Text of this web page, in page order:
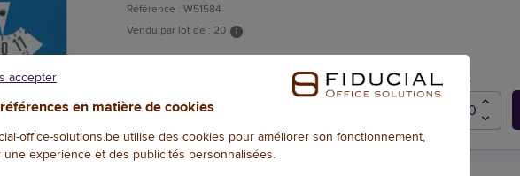
Référence : W51584
Vendu par lot de : 20
Qté
en matière de cookies
office-solutions.be utilise des cookies pour améliorer son fonctionnement,
experience et des publicités personnalisées.
accepter